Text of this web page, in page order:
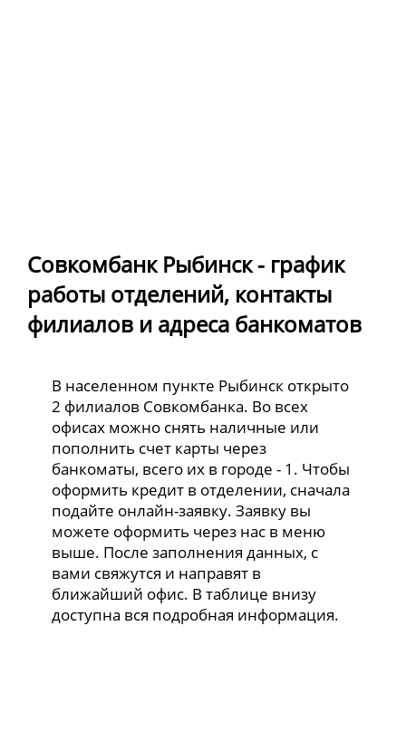
Совкомбанк Рыбинск - график
работы отделений, контакты
филиалов и адреса банкоматов
В населенном пункте Рыбинск открыто
2 филиалов Совкомбанка. Во всех
офисах можно снять наличные или
пополнить счет карты через
банкоматы, всего их в городе - 1. Чтобы
оформить кредит в отделении, сначала
подайте онлайн-заявку. Заявку вы
можете оформить через нас в меню
выше. После заполнения данных, с
вами свяжутся и направят в
ближайший офис. В таблице внизу
доступна вся подробная информация.